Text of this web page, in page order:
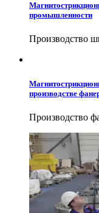
промышленности
Производство
производстве
Производство